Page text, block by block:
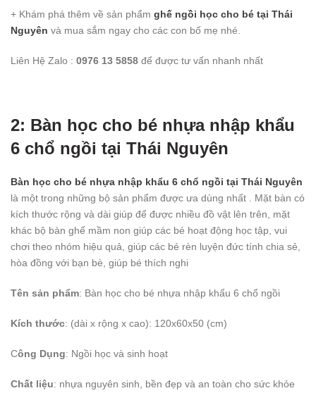
+ Khám phá thêm về sản phẩm ghế ngồi học cho bé tại Thái
Nguyên và mua sắm ngay cho các con bố mẹ nhé.
Liên Hệ Zalo : 0976 13 5858 để được tư vấn nhanh nhất
2: Bàn học cho bé nhựa nhập khẩu
6 chổ ngồi tại Thái Nguyên
Bàn học cho bé nhựa nhập khẩu 6 chổ ngồi tại Thái Nguyên
là một trong những bộ sản phẩm được ưa dùng nhất . Mặt bàn có
kích thước rộng và dài giúp để được nhiều đồ vật lên trên, mặt
khác bộ bàn ghế mầm non giúp các bé hoạt động học tập, vui
chơi theo nhóm hiệu quả, giúp các bé rèn luyện đức tính chia sẻ,
hòa đồng với bạn bè, giúp bé thích nghi
Tên sản phẩm: Bàn học cho bé nhựa nhập khẩu 6 chổ ngồi
Kích thước: (dài x rộng x cao): 120x60x50 (cm)
Công Dụng: Ngồi học và sinh hoạt
Chất liệu: nhựa nguyên sinh, bền đẹp và an toàn cho sức khỏe